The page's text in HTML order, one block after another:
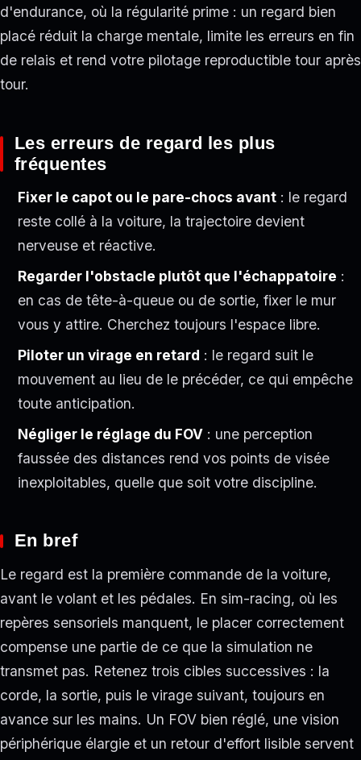
d'endurance, où la régularité prime : un regard bien
placé réduit la charge mentale, limite les erreurs en fin
de relais et rend votre pilotage reproductible tour après
tour.
Les erreurs de regard les plus
fréquentes
Fixer le capot ou le pare-chocs avant : le regard
reste collé à la voiture, la trajectoire devient
nerveuse et réactive.
Regarder l'obstacle plutôt que l'échappatoire :
en cas de tête-à-queue ou de sortie, fixer le mur
vous y attire. Cherchez toujours l'espace libre.
Piloter un virage en retard : le regard suit le
mouvement au lieu de le précéder, ce qui empêche
toute anticipation.
Négliger le réglage du FOV : une perception
faussée des distances rend vos points de visée
inexploitables, quelle que soit votre discipline.
En bref
Le regard est la première commande de la voiture,
avant le volant et les pédales. En sim-racing, où les
repères sensoriels manquent, le placer correctement
compense une partie de ce que la simulation ne
transmet pas. Retenez trois cibles successives : la
corde, la sortie, puis le virage suivant, toujours en
avance sur les mains. Un FOV bien réglé, une vision
périphérique élargie et un retour d'effort lisible servent